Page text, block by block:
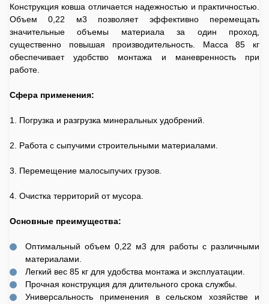
Конструкция ковша отличается надежностью и практичностью.
Объем 0,22 м3 позволяет эффективно перемещать
значительные объемы материала за один проход,
существенно повышая производительность. Масса 85 кг
обеспечивает удобство монтажа и маневренность при
работе.
Сфера применения:
1. Погрузка и разгрузка минеральных удобрений.
2. Работа с сыпучими строительными материалами.
3. Перемещение малосыпучих грузов.
4. Очистка территорий от мусора.
Основные преимущества:
Оптимальный объем 0,22 м3 для работы с различными
материалами.
Легкий вес 85 кг для удобства монтажа и эксплуатации.
Прочная конструкция для длительного срока службы.
Универсальность применения в сельском хозяйстве и